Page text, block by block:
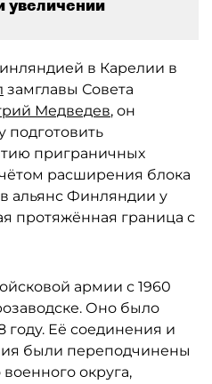
увеличении
в Карелии в
замглавы Совета
Медведев, он
подготовить
приграничных
расширения блока
альянс Финляндии у
протяжённая граница с
армии с 1960
Оно было
году. Её соединения и
были переподчинены
округа,